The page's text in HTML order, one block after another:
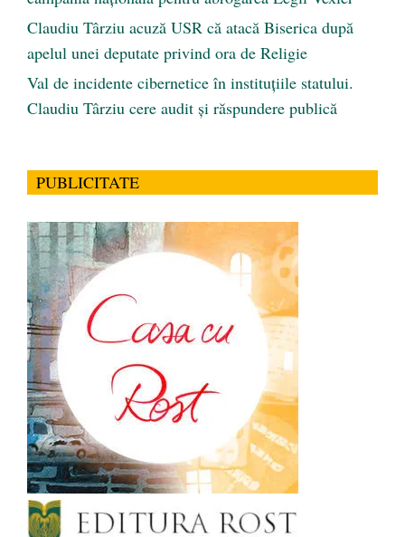
Claudiu Târziu acuză USR că atacă Biserica după
apelul unei deputate privind ora de Religie
Val de incidente cibernetice în instituțiile statului.
Claudiu Târziu cere audit și răspundere publică
PUBLICITATE